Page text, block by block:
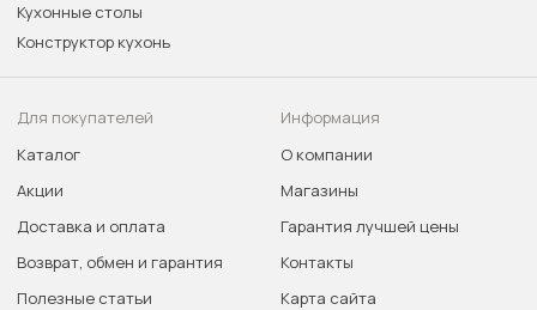
Кухонные столы
Конструктор кухонь
Для покупателей
Каталог
Акции
Доставка и оплата
Возврат, обмен и гарантия
Полезные статьи
Информация
О компании
Магазины
Гарантия лучшей цены
Контакты
Карта сайта